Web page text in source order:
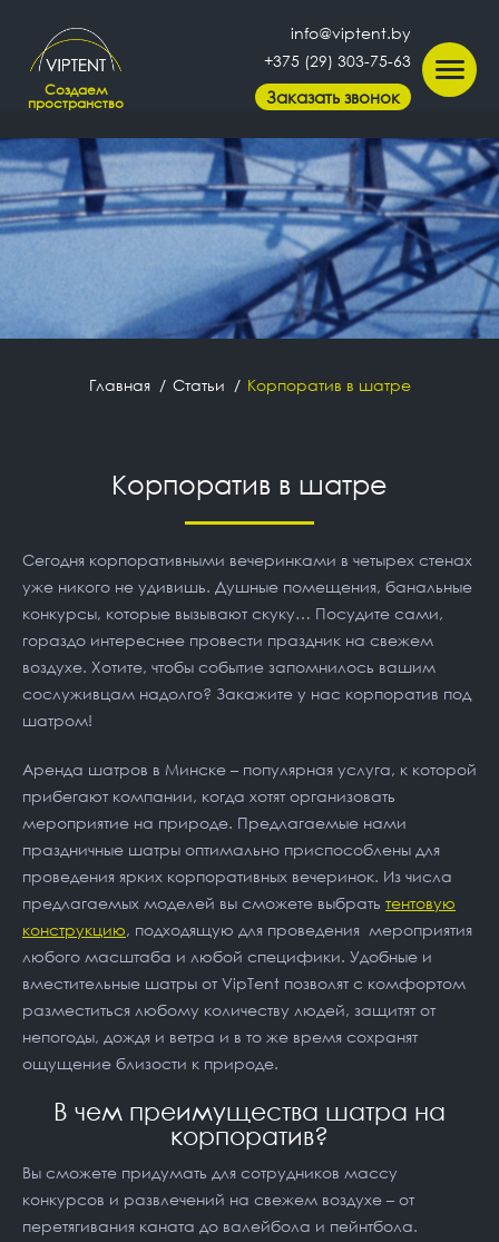
Создаем
пространство
info@viptent.by
+375 (29) 303-75-63
Заказать звонок
Главная Статьи Корпоратив в шатре
Корпоратив в шатре
Сегодня корпоративными вечеринками в четырех стенах
уже никого не удивишь. Душные помещения, банальные
конкурсы, которые вызывают скуку… Посудите сами,
гораздо интереснее провести праздник на свежем
воздухе. Хотите, чтобы событие запомнилось вашим
сослуживцам надолго? Закажите у нас корпоратив под
шатром!
Аренда шатров в Минске – популярная услуга, к которой
прибегают компании, когда хотят организовать
мероприятие на природе. Предлагаемые нами
праздничные шатры оптимально приспособлены для
проведения ярких корпоративных вечеринок. Из числа
предлагаемых моделей вы сможете выбрать тентовую
конструкцию, подходящую для проведения мероприятия
любого масштаба и любой специфики. Удобные и
вместительные шатры от VipTent позволят с комфортом
разместиться любому количеству людей, защитят от
непогоды, дождя и ветра и в то же время сохранят
ощущение близости к природе.
В чем преимущества шатра на
корпоратив?
Вы сможете придумать для сотрудников массу
конкурсов и развлечений на свежем воздухе – от
перетягивания каната до валейбола и пейнтбола.